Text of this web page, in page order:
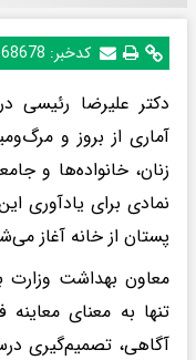
کدخبر:
دکتر علیرضا رئیسی
آماری از بروز و
زنان، خانواده‌ها و
نمادی برای یادآوری
پستان از خانه آغاز
معاون بهداشت وزارت
تنها به معنای
آگاهی، تصمیم‌گیری